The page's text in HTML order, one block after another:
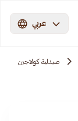
عربي
صيدلية كولاجين